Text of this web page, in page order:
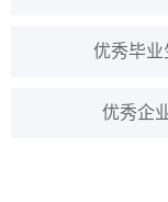
优秀毕业
优秀企